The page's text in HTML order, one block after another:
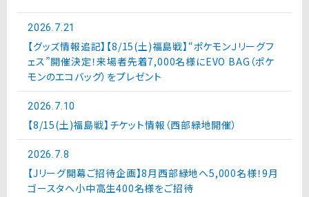
2026.7.21
【グッズ情報追記】【8/15(土)福島戦】“ポケモンＪリーグフ
ェス”開催決定！来場者先着7,000名様にEVO BAG（ポケ
モンのエコバッグ）をプレゼント
2026.7.10
【8/15(土)福島戦】チケット情報（西部緑地開催）
2026.7.8
【Jリーグ開幕ご招待企画】8月西部緑地へ5,000名様！9月
ゴースタへ小中高生400名様をご招待